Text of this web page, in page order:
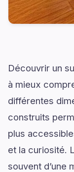
Découvrir un
à mieux
différentes
construits
plus
et la curiosité.
souvent d’une